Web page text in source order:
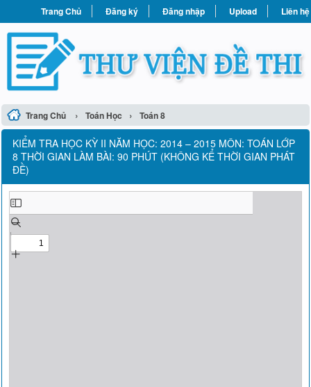
Trang Chủ Đăng ký Đăng nhập Upload Liên hệ
Trang Chủ › Toán Học › Toán 8
KIỂM TRA HỌC KỲ II NĂM HỌC: 2014 – 2015 MÔN: TOÁN LỚP
8 THỜI GIAN LÀM BÀI: 90 PHÚT (KHÔNG KỂ THỜI GIAN PHÁT
ĐỀ)